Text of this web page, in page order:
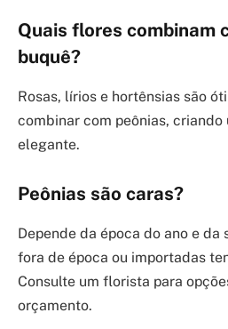
Quais flores combinam
buquê?
Rosas, lírios e hortênsias são
combinar com peônias,
elegante.
Peônias são caras?
Depende da época do ano e da
fora de época ou importadas
Consulte um florista para
orçamento.